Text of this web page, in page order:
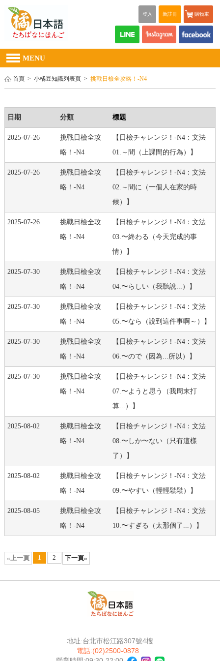
購物車
新註冊
登入
MENU
首頁 > 小橘豆知識列表頁 > 挑戰日檢全攻略！-N4
日期 分類 標題
2025-07-26
挑戰日檢全攻
略！-N4
【日檢チャレンジ！-N4：文法
01.～間（上課間的行為）】
2025-07-26
挑戰日檢全攻
略！-N4
【日檢チャレンジ！-N4：文法
02.～間に（一個人在家的時
候）】
2025-07-26
挑戰日檢全攻
略！-N4
【日檢チャレンジ！-N4：文法
03.〜終わる（今天完成的事
情）】
2025-07-30
挑戰日檢全攻
略！-N4
【日檢チャレンジ！-N4：文法
04.〜らしい（我聽說...）】
2025-07-30
挑戰日檢全攻
略！-N4
【日檢チャレンジ！-N4：文法
05.〜なら（說到這件事啊～）】
2025-07-30
挑戰日檢全攻
略！-N4
【日檢チャレンジ！-N4：文法
06.〜ので（因為...所以）】
2025-07-30
挑戰日檢全攻
略！-N4
【日檢チャレンジ！-N4：文法
07.〜ようと思う（我周末打
算...）】
2025-08-02
挑戰日檢全攻
略！-N4
【日檢チャレンジ！-N4：文法
08.〜しか〜ない（只有這樣
了）】
2025-08-02
挑戰日檢全攻
略！-N4
【日檢チャレンジ！-N4：文法
09.〜やすい（輕輕鬆鬆）】
2025-08-05
挑戰日檢全攻
略！-N4
【日檢チャレンジ！-N4：文法
10.〜すぎる（太那個了...）】
«上一頁 1 2 下一頁»
地址:台北市松江路307號4樓
電話:(02)2500-0878